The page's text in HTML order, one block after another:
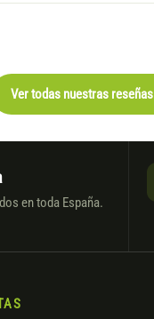
Ver todas nuestras
en toda España.